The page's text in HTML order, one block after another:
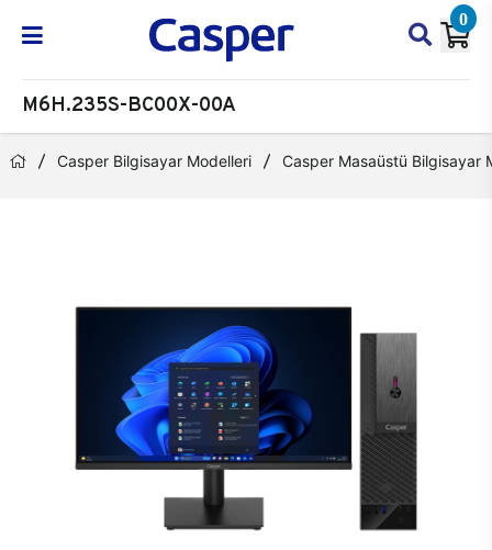
0
M6H.235S-BC00X-00A
Casper Bilgisayar Modelleri Casper Masaüstü Bilgisayar